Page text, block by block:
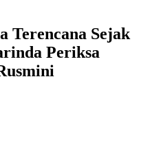
Terencana Sejak
Periksa